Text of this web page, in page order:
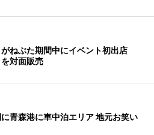
がねぶた期間中にイベント初出店
を対面販売
青森港に車中泊エリア 地元お笑い